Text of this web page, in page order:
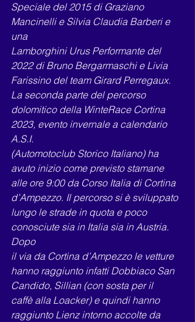
Speciale del 2015 di Graziano
Mancinelli e Silvia Claudia Barberi e
una
Lamborghini Urus Performante del
2022 di Bruno Bergarmaschi e Livia
Farissino del team Girard Perregaux.
La seconda parte del percorso
dolomitico della WinteRace Cortina
2023, evento invernale a calendario
A.S.I.
(Automotoclub Storico Italiano) ha
avuto inizio come previsto stamane
alle ore 9:00 da Corso Italia di Cortina
d’Ampezzo. Il percorso si è sviluppato
lungo le strade in quota e poco
conosciute sia in Italia sia in Austria.
Dopo
il via da Cortina d’Ampezzo le vetture
hanno raggiunto infatti Dobbiaco San
Candido, Sillian (con sosta per il
caffè alla Loacker) e quindi hanno
raggiunto Lienz intorno accolte da